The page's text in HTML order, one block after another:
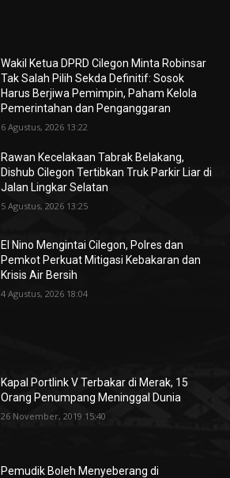
Wakil Ketua DPRD Cilegon Minta Robinsar
Tak Salah Pilih Sekda Definitif: Sosok
Harus Berjiwa Pemimpin, Paham Kelola
Pemerintahan dan Penganggaran
6 Agustus, 2026 13:22
Rawan Kecelakaan Tabrak Belakang,
Dishub Cilegon Tertibkan Truk Parkir Liar di
Jalan Lingkar Selatan
5 Agustus, 2026 13:25
El Nino Mengintai Cilegon, Polres dan
Pemkot Perkuat Mitigasi Kebakaran dan
Krisis Air Bersih
4 Agustus, 2026 18:04
Kapal Portlink V Terbakar di Merak, 15
Orang Penumpang Meninggal Dunia
26 November, 2019 15:40
Pemudik Boleh Menyeberang di